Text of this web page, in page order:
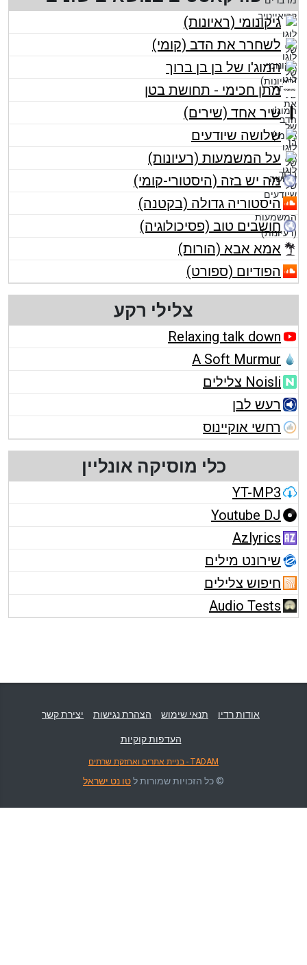
גיקונומי (ראיונות)
לשחרר את הדב (קומי)
המוג'ו של בן בן ברוך
מתן חכימי - תחושת בטן
שיר אחד (שירים)
שלושה שיודעים
על המשמעות (רעיונות)
מה יש בזה (היסטורי-קומי)
היסטוריה גדולה (בקטנה)
חושבים טוב (פסיכולוגיה)
אמא אבא (הורות)
הפודיום (ספורט)
צלילי רקע
Relaxing talk down
A Soft Murmur
Noisli צלילים
רעש לבן
רחשי אוקיינוס
כלי מוסיקה אונליין
YT-MP3
Youtube DJ
Azlyrics
שירונט מילים
חיפוש צלילים
Audio Tests
אודות רדיו תנאי שימוש הצהרת נגישות יצירת קשר
העדפות קוקיות
TADAM - בניית אתרים ואחזקת שרתים
© כל הזכויות שמורות לטו נט ישראל